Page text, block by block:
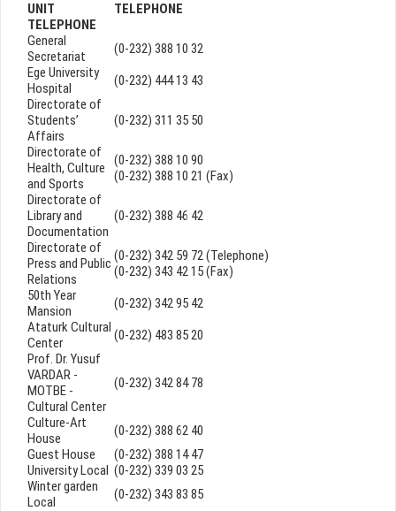
UNIT
TELEPHONE
TELEPHONE
General
Secretariat
(0-232) 388 10 32
Ege University
Hospital
(0-232) 444 13 43
Directorate of
Students’
Affairs
(0-232) 311 35 50
Directorate of
Health, Culture
and Sports
(0-232) 388 10 90
(0-232) 388 10 21 (Fax)
Directorate of
Library and
Documentation
(0-232) 388 46 42
Directorate of
Press and Public
Relations
(0-232) 342 59 72 (Telephone)
(0-232) 343 42 15 (Fax)
50th Year
Mansion
(0-232) 342 95 42
Ataturk Cultural
Center
(0-232) 483 85 20
Prof. Dr. Yusuf
VARDAR -
MOTBE -
Cultural Center
(0-232) 342 84 78
Culture-Art
House
(0-232) 388 62 40
Guest House
(0-232) 388 14 47
University Local (0-232) 339 03 25
Winter garden
Local
(0-232) 343 83 85